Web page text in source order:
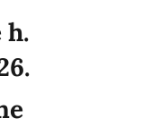
h.